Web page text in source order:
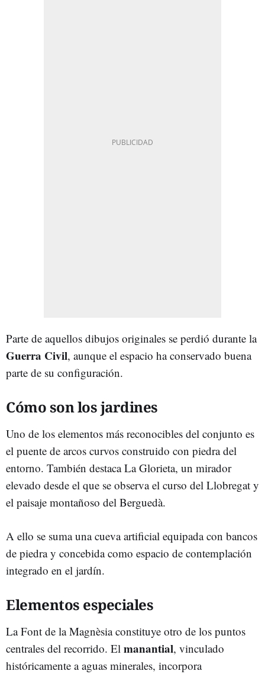
Parte de aquellos dibujos originales se perdió durante la
Guerra Civil, aunque el espacio ha conservado buena
parte de su configuración.
Cómo son los jardines
Uno de los elementos más reconocibles del conjunto es
el puente de arcos curvos construido con piedra del
entorno. También destaca La Glorieta, un mirador
elevado desde el que se observa el curso del Llobregat y
el paisaje montañoso del Berguedà.
A ello se suma una cueva artificial equipada con bancos
de piedra y concebida como espacio de contemplación
integrado en el jardín.
Elementos especiales
La Font de la Magnèsia constituye otro de los puntos
centrales del recorrido. El manantial, vinculado
históricamente a aguas minerales, incorpora